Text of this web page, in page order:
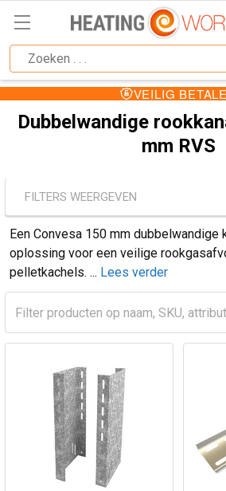
VEILIG
Dubbelwandige
mm RVS
FILTERS WEERGEVEN
Een Convesa 150 mm dubbelwandige
oplossing voor een veilige
pelletkachels. ... Lees verder